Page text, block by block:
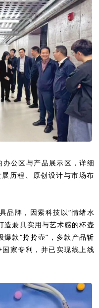
公区与产品展示区，详细
历程、原创设计与市场布
品牌，因索科技以“情绪水
造兼具实用与艺术感的杯壶
爆款“拎拎壶”，多款产品斩
家专利，并已实现线上线